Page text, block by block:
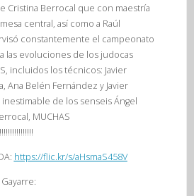
Cristina Berrocal que con maestría
central, así como a Raúl
constantemente el campeonato
las evoluciones de los judocas
incluidos los técnicos: Javier
Ana Belén Fernández y Javier
de los senseis Ángel
MUCHAS
https://flic.kr/s/aHsmaS458V